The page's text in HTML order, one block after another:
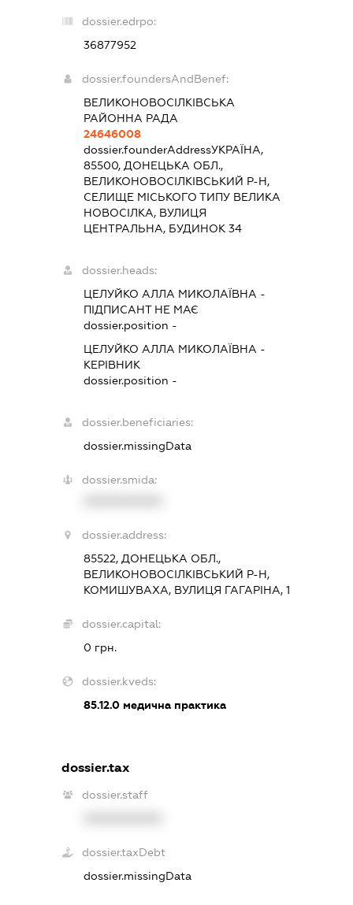
dossier.edrpo:
36877952
dossier.foundersAndBenef:
ВЕЛИКОНОВОСІЛКІВСЬКА
РАЙОННА РАДА
24646008
dossier.founderAddressУКРАЇНА,
85500, ДОНЕЦЬКА ОБЛ.,
ВЕЛИКОНОВОСІЛКІВСЬКИЙ Р-Н,
СЕЛИЩЕ МІСЬКОГО ТИПУ ВЕЛИКА
НОВОСІЛКА, ВУЛИЦЯ
ЦЕНТРАЛЬНА, БУДИНОК 34
dossier.heads:
ЦЕЛУЙКО АЛЛА МИКОЛАЇВНА -
ПІДПИСАНТНЕ МАЄ
dossier.position -
ЦЕЛУЙКО АЛЛА МИКОЛАЇВНА -
КЕРІВНИК
dossier.position -
dossier.beneficiaries:
dossier.missingData
dossier.smida:
dossier.address:
85522, ДОНЕЦЬКА ОБЛ.,
ВЕЛИКОНОВОСІЛКІВСЬКИЙ Р-Н,
КОМИШУВАХА, ВУЛИЦЯ ГАГАРІНА, 1
dossier.capital:
0 грн.
dossier.kveds:
85.12.0 медична практика
dossier.tax
dossier.staff
dossier.taxDebt
dossier.missingData